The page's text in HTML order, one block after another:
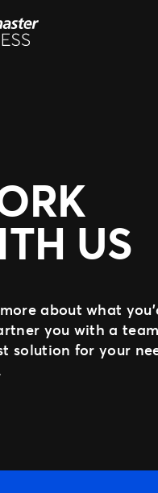
US
about what
you with a
solution for your